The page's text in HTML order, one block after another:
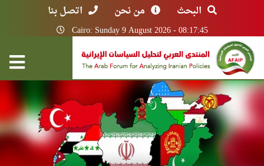
البحث من نحن اتصل بنا
Cairo: Sunday 9 August 2026 - 08:17:45